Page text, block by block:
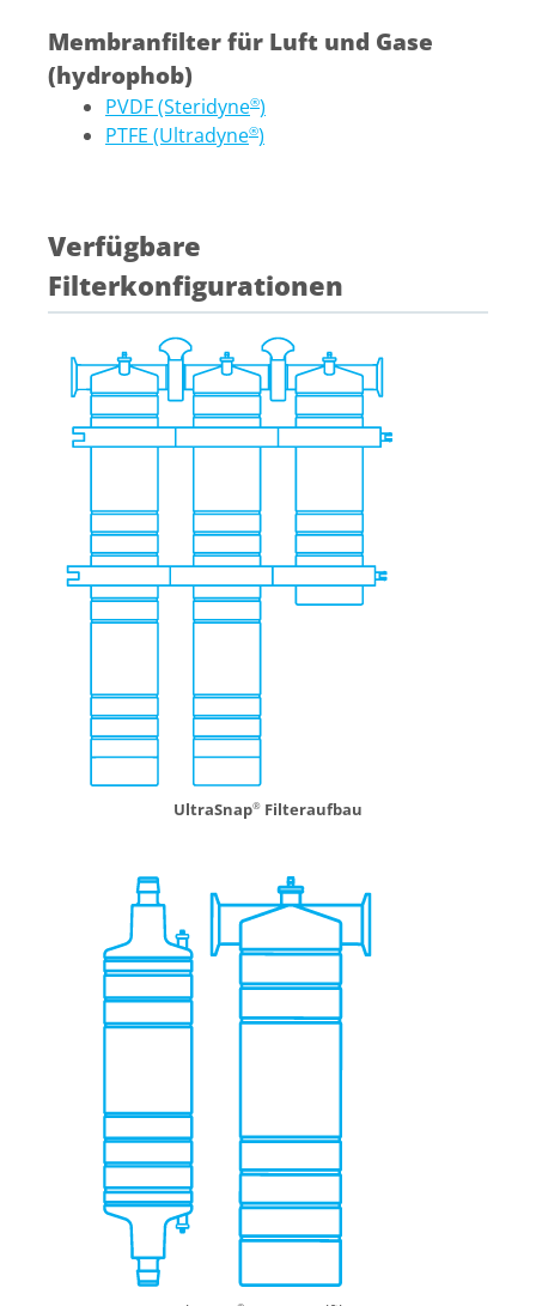
Membranfilter für Luft und Gase
(hydrophob)
PVDF (Steridyne®)
PTFE (Ultradyne®)
Verfügbare
Filterkonfigurationen
UltraSnap® Filteraufbau